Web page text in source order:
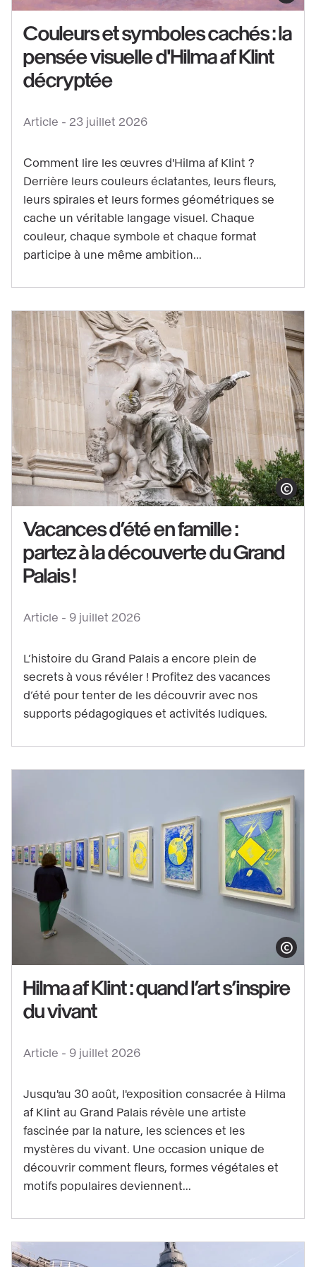
contenu
Couleurs
symboles
d'Hilma
af
Klint
Couleurs et symboles cachés : la
pensée visuelle d'Hilma af Klint
décryptée
Article - 23 juillet 2026
Comment lire les œuvres d'Hilma af Klint ?
Derrière leurs couleurs éclatantes, leurs fleurs,
leurs spirales et leurs formes géométriques se
cache un véritable langage visuel. Chaque
couleur, chaque symbole et chaque format
participe à une même ambition...
Voir
famille
à
la
Palais
!
Afficher le
Vacances d’été en famille :
partez à la découverte du Grand
Palais !
Article - 9 juillet 2026
L’histoire du Grand Palais a encore plein de
secrets à vous révéler ! Profitez des vacances
d’été pour tenter de les découvrir avec nos
supports pédagogiques et activités ludiques.
Voir
contenu
Hilma
af
Klint
quand
vivant
Afficher le
Hilma af Klint : quand l’art s’inspire
du vivant
Article - 9 juillet 2026
Jusqu'au 30 août, l'exposition consacrée à Hilma
af Klint au Grand Palais révèle une artiste
fascinée par la nature, les sciences et les
mystères du vivant. Une occasion unique de
découvrir comment fleurs, formes végétales et
motifs populaires deviennent...